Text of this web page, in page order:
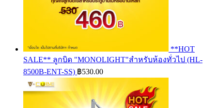
**HOT
SALE** ลูกบิด "MONOLIGHT"สำหรับห้องทั่วไป (HL-
8500B-ENT-SS) ฿530.00